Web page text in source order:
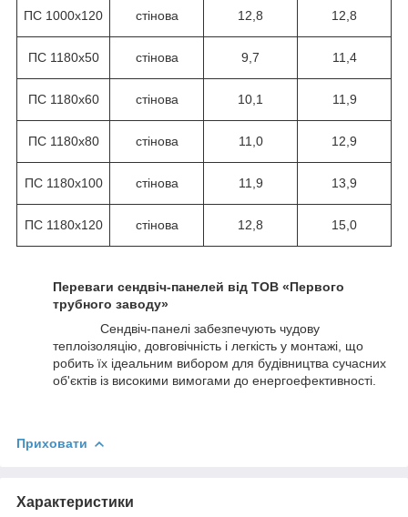
ПС 1000х120 стінова 12,8 12,8
ПС 1180х50 стінова 9,7 11,4
ПС 1180х60 стінова 10,1 11,9
ПС 1180х80 стінова 11,0 12,9
ПС 1180х100 стінова 11,9 13,9
ПС 1180х120 стінова 12,8 15,0
Переваги сендвіч-панелей від ТОВ «Первого
трубного заводу»
Сендвіч-панелі забезпечують чудову
теплоізоляцію, довговічність і легкість у монтажі, що
робить їх ідеальним вибором для будівництва сучасних
об'єктів із високими вимогами до енергоефективності.
Приховати
Характеристики